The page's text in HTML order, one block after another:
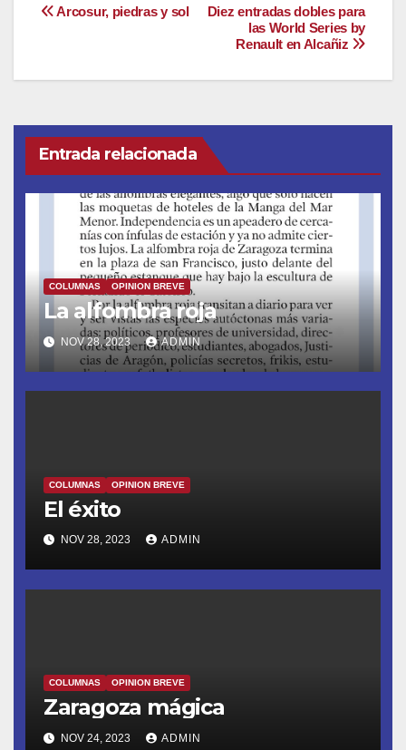
Navegación
Diez entradas dobles para
las World Series by
Renault en Alcañiz
Arcosur, piedras y sol
Entrada relacionada
COLUMNAS OPINION BREVE
La alfombra roja
NOV 28, 2023 ADMIN
COLUMNAS OPINION BREVE
El éxito
NOV 28, 2023 ADMIN
COLUMNAS OPINION BREVE
Zaragoza mágica
NOV 24, 2023 ADMIN